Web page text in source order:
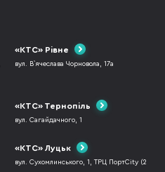
«КТС» Рівне
вул. В`ячеслава Чорновола, 17а
«КТС» Тернопіль
вул. Сагайдачного, 1
«КТС» Луцьк
вул. Сухомлинського, 1, ТРЦ ПортCity (2